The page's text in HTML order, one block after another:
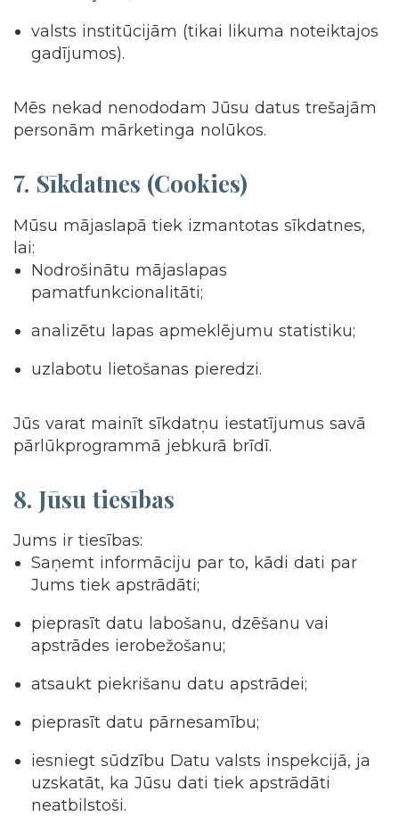
valsts institūcijām (tikai likuma noteiktajos
gadījumos).
Mēs nekad nenododam Jūsu datus trešajām
personām mārketinga nolūkos.
7. Sīkdatnes (Cookies)
Mūsu mājaslapā tiek izmantotas sīkdatnes,
lai:
Nodrošinātu mājaslapas
pamatfunkcionalitāti;
analizētu lapas apmeklējumu statistiku;
uzlabotu lietošanas pieredzi.
Jūs varat mainīt sīkdatņu iestatījumus savā
pārlūkprogrammā jebkurā brīdī.
8. Jūsu tiesības
Jums ir tiesības:
Saņemt informāciju par to, kādi dati par
Jums tiek apstrādāti;
pieprasīt datu labošanu, dzēšanu vai
apstrādes ierobežošanu;
atsaukt piekrišanu datu apstrādei;
pieprasīt datu pārnesamību;
iesniegt sūdzību Datu valsts inspekcijā, ja
uzskatāt, ka Jūsu dati tiek apstrādāti
neatbilstoši.